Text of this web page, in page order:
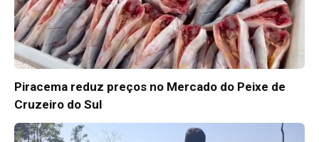
Piracema reduz preços no Mercado do Peixe de
Cruzeiro do Sul